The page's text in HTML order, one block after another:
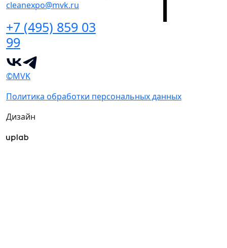
cleanexpo@mvk.ru
+7 (495) 859 03
99
©MVK
Политика обработки персональных данных
Дизайн